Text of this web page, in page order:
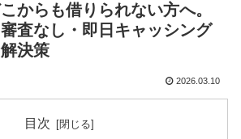
からも借りられない方へ。
査なし・即日キャッシング
決策
2026.03.10
目次